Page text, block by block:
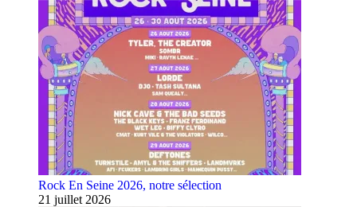
Rock En Seine 2026, notre sélection
21 juillet 2026